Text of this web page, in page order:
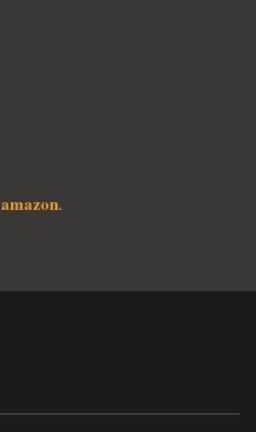
amazon.